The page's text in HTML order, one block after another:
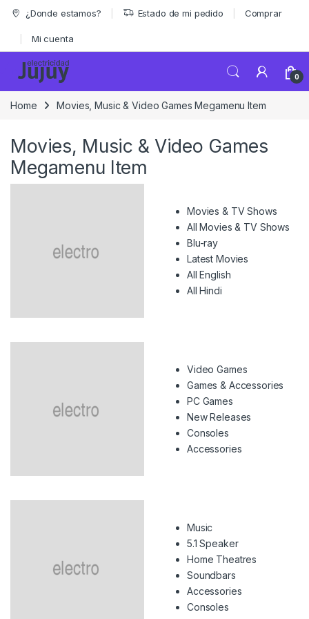
Skip to navigation
Skip to content
¿Donde estamos? Estado de mi pedido Comprar
Mi cuenta
0
Home Movies, Music & Video Games Megamenu Item
Movies, Music & Video Games
Megamenu Item
Movies & TV Shows
All Movies & TV Shows
Blu-ray
Latest Movies
All English
All Hindi
Video Games
Games & Accessories
PC Games
New Releases
Consoles
Accessories
Music
5.1 Speaker
Home Theatres
Soundbars
Accessories
Consoles